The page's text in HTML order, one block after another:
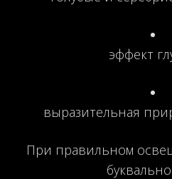
эффект
выразительная
При правильном